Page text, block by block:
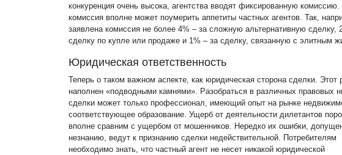
конкуренция очень высока, агентства вводят фиксированную комиссию.
комиссия вполне может поумерить аппетиты частных агентов. Так,
заявлена комиссия не более 4% – за сложную альтернативную сделку,
сделку по купле или продаже и 1% – за сделку, связанную с элитным
Юридическая ответственность
Теперь о таком важном аспекте, как юридическая сторона сделки. Этот
наполнен «подводными камнями». Разобраться в различных правовых
сделки может только профессионал, имеющий опыт на рынке
соответствующее образование. Ущерб от деятельности дилетантов
вполне сравним с ущербом от мошенников. Нередко их ошибки,
незнанию, ведут к признанию сделки недействительной. Потребителям
необходимо знать, что частный агент не несет никакой юридической